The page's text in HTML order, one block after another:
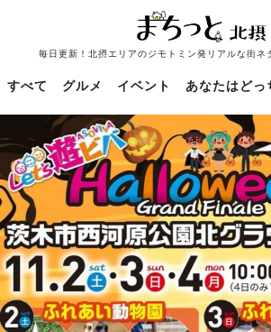
毎日更新！北摂エリアのジモトミン発リアルな街ネ
すべて グルメ イベント あなたはどっ